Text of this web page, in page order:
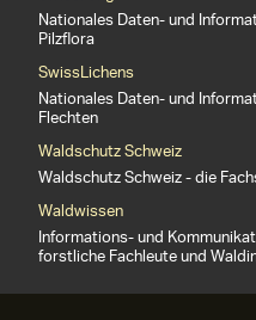
Nationales Daten- und
Pilzflora
SwissLichens
Nationales Daten- und
Flechten
Waldschutz Schweiz
Waldschutz Schweiz - die
Waldwissen
Informations- und
forstliche Fachleute und